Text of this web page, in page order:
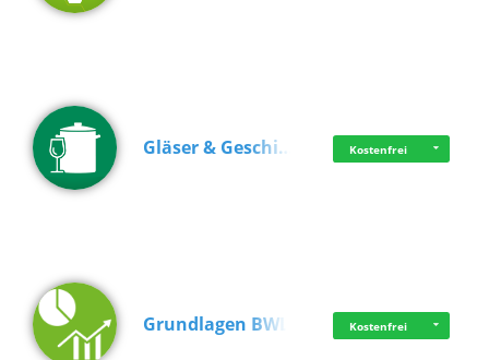
Gläser & Geschi… Kostenfrei
Grundlagen BWL Kostenfrei